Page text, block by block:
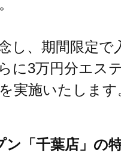
し、期間限定で
に3万円分エス
実施いたします
「千葉店」の